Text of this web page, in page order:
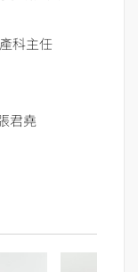
科主任
君堯